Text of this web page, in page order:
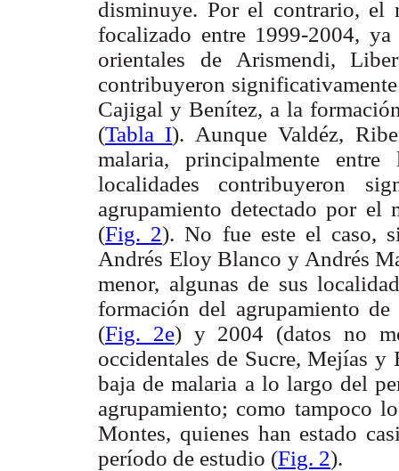
disminuye. Por el contrario, el
focalizado entre 1999-2004,
orientales de Arismendi,
contribuyeron
Cajigal y Benítez, a la
(Tabla I). Aunque Valdéz,
malaria, principalmente
localidades contribuyeron
agrupamiento detectado por el
(Fig. 2). No fue este el caso,
Andrés Eloy Blanco y Andrés
menor, algunas de sus
formación del agrupamiento
(Fig. 2e) y 2004 (datos no
occidentales de Sucre, Mejías
baja de malaria a lo largo del
agrupamiento; como tampoco
Montes, quienes han estado
período de estudio (Fig. 2).